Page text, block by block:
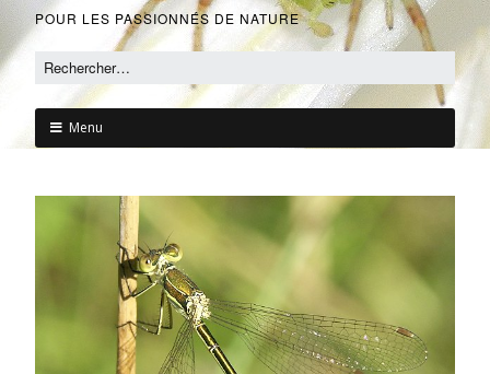
POUR LES PASSIONNÉS DE NATURE
Menu